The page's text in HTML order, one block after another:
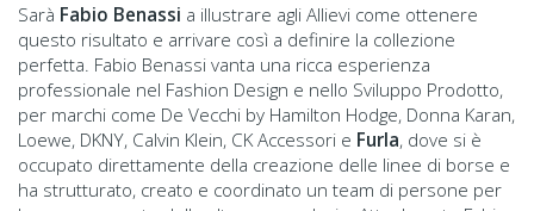
Sarà Fabio Benassi a illustrare agli Allievi come ottenere
questo risultato e arrivare così a definire la collezione
perfetta. Fabio Benassi vanta una ricca esperienza
professionale nel Fashion Design e nello Sviluppo Prodotto,
per marchi come De Vecchi by Hamilton Hodge, Donna Karan,
Loewe, DKNY, Calvin Klein, CK Accessori e Furla, dove si è
occupato direttamente della creazione delle linee di borse e
ha strutturato, creato e coordinato un team di persone per